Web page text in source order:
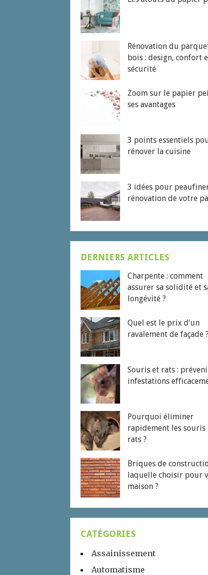
Rénovation du
bois : design, confort
sécurité
Zoom sur le papier
ses avantages
3 points essentiels
rénover la cuisine
3 idées pour
rénovation de votre
DERNIERS ARTICLES
Charpente : comment
assurer sa solidité et
longévité ?
Quel est le prix d’un
ravalement de façade ?
Souris et rats :
infestations
Pourquoi éliminer
rapidement les souris
rats ?
Briques de
laquelle choisir pour
maison ?
CATÉGORIES
Assainissement
Automatisme